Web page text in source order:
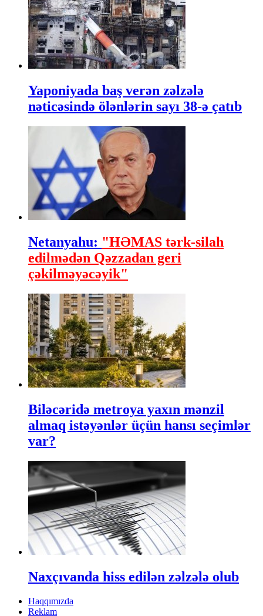
Yaponiyada baş verən zəlzələ
nəticəsində ölənlərin sayı 38-ə çatıb
Netanyahu: "HƏMAS tərk-silah
edilmədən Qəzzadan geri
çəkilməyəcəyik"
Biləcəridə metroya yaxın mənzil
almaq istəyənlər üçün hansı seçimlər
var?
Naxçıvanda hiss edilən zəlzələ olub
Haqqımızda
Reklam